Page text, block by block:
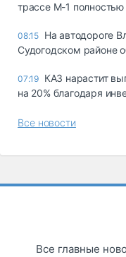
трассе М-1 полностью
08:15 На автодороге
Судогодском районе
07:19 КАЗ нарастит
на 20% благодаря
Все новости
Все главные